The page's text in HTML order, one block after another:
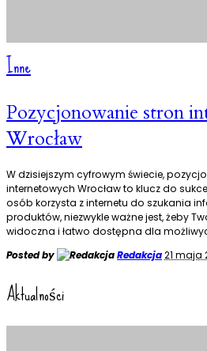
Inne
Pozycjonowanie stron
Wrocław
W dzisiejszym cyfrowym świecie,
internetowych Wrocław to klucz do
osób korzysta z internetu do szukania
produktów, niezwykle ważne jest, żeby
widoczna i łatwo dostępna dla
Posted by
Redakcja21 maja
Aktualności